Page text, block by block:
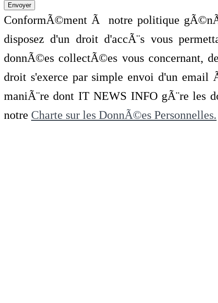
ConformÃ©ment Ã notre politique
disposez d'un droit d'accÃ¨s vous
donnÃ©es collectÃ©es vous concernant,
droit s'exerce par simple envoi d'un
maniÃ¨re dont IT NEWS INFO gÃ¨re les
notre Charte sur les DonnÃ©es Personnelles.